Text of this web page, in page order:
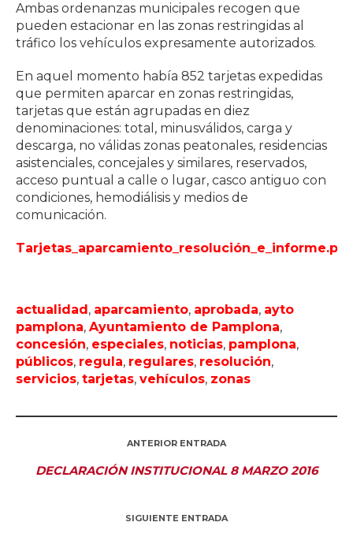
Ambas ordenanzas municipales recogen que
pueden estacionar en las zonas restringidas al
tráfico los vehículos expresamente autorizados.
En aquel momento había 852 tarjetas expedidas
que permiten aparcar en zonas restringidas,
tarjetas que están agrupadas en diez
denominaciones: total, minusválidos, carga y
descarga, no válidas zonas peatonales, residencias
asistenciales, concejales y similares, reservados,
acceso puntual a calle o lugar, casco antiguo con
condiciones, hemodiálisis y medios de
comunicación.
Tarjetas_aparcamiento_resolución_e_informe.pdf
actualidad, aparcamiento, aprobada, ayto
pamplona, Ayuntamiento de Pamplona,
concesión, especiales, noticias, pamplona,
públicos, regula, regulares, resolución,
servicios, tarjetas, vehículos, zonas
ANTERIOR ENTRADA
DECLARACIÓN INSTITUCIONAL 8 MARZO 2016
SIGUIENTE ENTRADA